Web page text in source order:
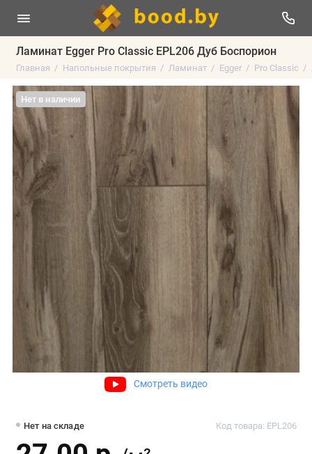
Ламинат Egger Pro Classic EPL206 Дуб Боспорион
Главная Напольные покрытия Ламинат Egger Pro Classic
Нет в наличии
Смотреть видео
Нет на складе Код товара: EPL206